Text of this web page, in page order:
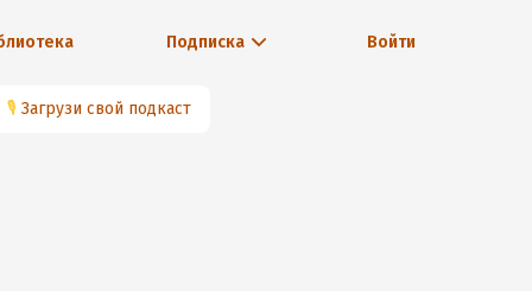
Подписка Войти
🎙 Загрузи свой подкаст